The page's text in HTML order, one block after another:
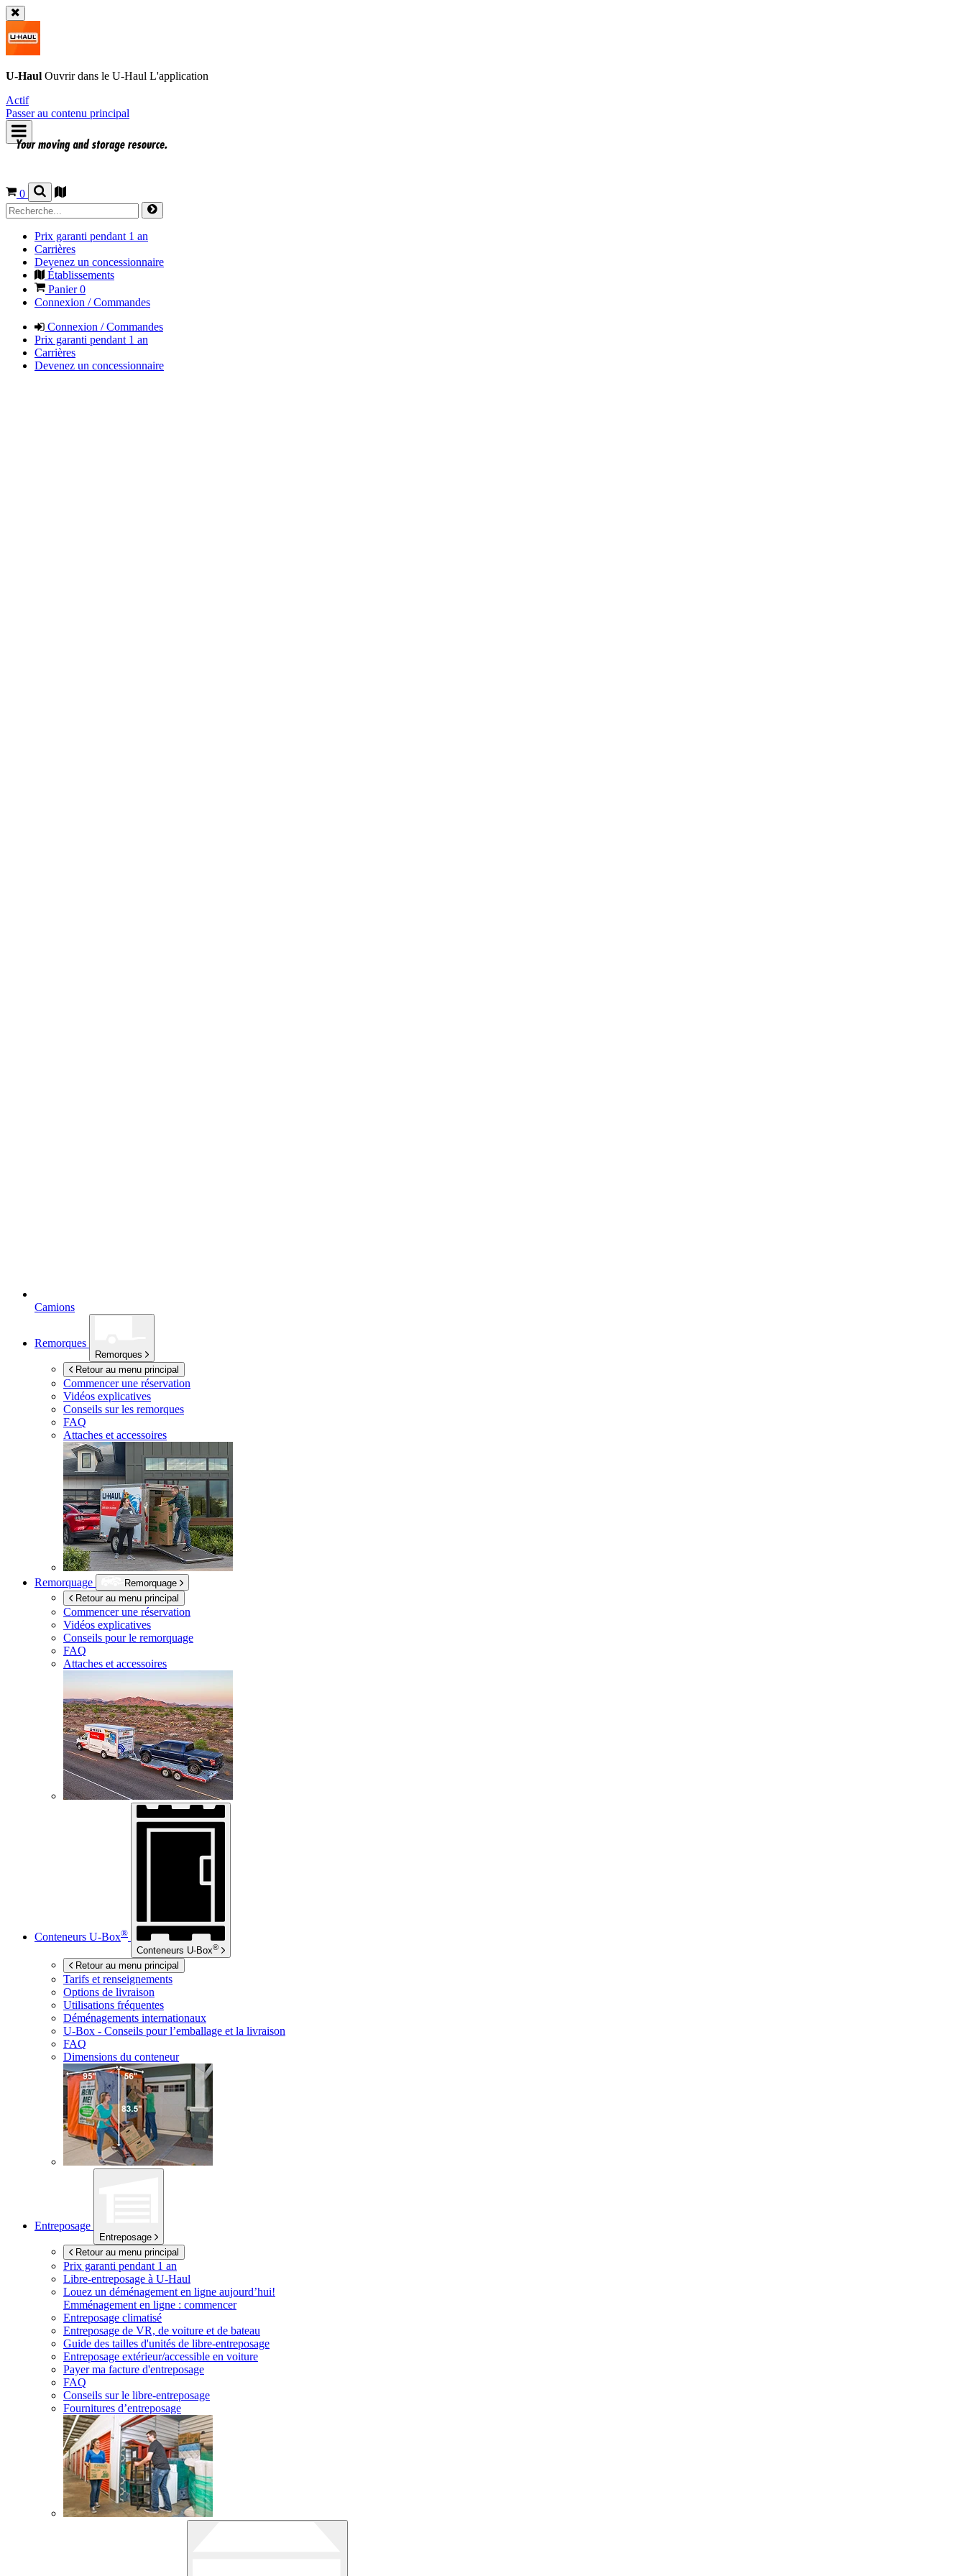
U-Haul Ouvrir dans le U-Haul L'application
Actif
Passer au contenu principal
0
Prix garanti pendant 1 an
Carrières
Devenez un concessionnaire
Établissements
Panier0
Connexion / Commandes
Connexion / Commandes
Prix garanti pendant 1 an
Carrières
Devenez un concessionnaire
Camions
Remorques
Remorques
Retour au menu principal
Commencer une réservation
Vidéos explicatives
Conseils sur les remorques
FAQ
Attaches et accessoires
Remorquage
Remorquage
Retour au menu principal
Commencer une réservation
Vidéos explicatives
Conseils pour le remorquage
FAQ
Attaches et accessoires
Conteneurs U-Box®
Conteneurs U-Box®
Retour au menu principal
Tarifs et renseignements
Options de livraison
Utilisations fréquentes
Déménagements internationaux
U-Box - Conseils pour l’emballage et la livraison
FAQ
Dimensions du conteneur
Entreposage
Entreposage
Retour au menu principal
Prix garanti pendant 1 an
Libre-entreposage à U-Haul
Louez un déménagement en ligne aujourd’hui!
Emménagement en ligne : commencer
Entreposage climatisé
Entreposage de VR, de voiture et de bateau
Guide des tailles d'unités de libre-entreposage
Entreposage extérieur/accessible en voiture
Payer ma facture d'entreposage
FAQ
Conseils sur le libre-entreposage
Fournitures d’entreposage